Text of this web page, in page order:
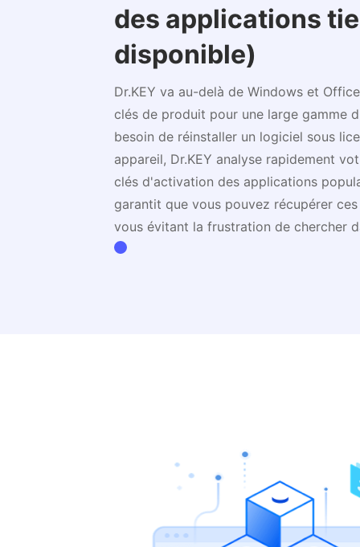
des applications
disponible)
Dr.KEY va au-delà de Windows et
clés de produit pour une large gamme
besoin de réinstaller un logiciel sous
appareil, Dr.KEY analyse rapidement
clés d'activation des applications
garantit que vous pouvez récupérer
vous évitant la frustration de chercher